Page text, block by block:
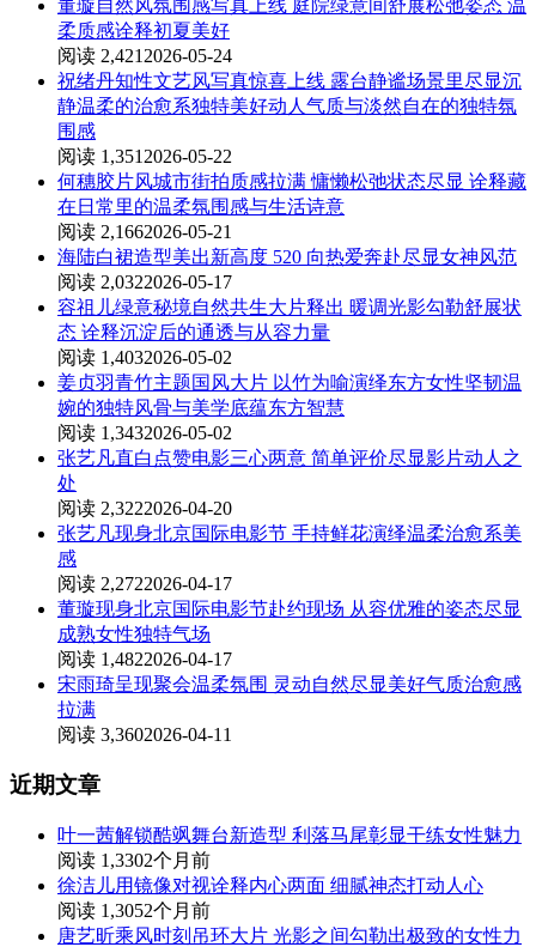
董璇自然风氛围感写真上线 庭院绿意间舒展松弛姿态 温
柔质感诠释初夏美好
阅读 2,421 2026-05-24
祝绪丹知性文艺风写真惊喜上线 露台静谧场景里尽显沉
静温柔的治愈系独特美好动人气质与淡然自在的独特氛
围感
阅读 1,351 2026-05-22
何穗胶片风城市街拍质感拉满 慵懒松弛状态尽显 诠释藏
在日常里的温柔氛围感与生活诗意
阅读 2,1662026-05-21
海陆白裙造型美出新高度 520 向热爱奔赴尽显女神风范
阅读 2,0322026-05-17
容祖儿绿意秘境自然共生大片释出 暖调光影勾勒舒展状
态 诠释沉淀后的通透与从容力量
阅读 1,4032026-05-02
姜贞羽青竹主题国风大片 以竹为喻演绎东方女性坚韧温
婉的独特风骨与美学底蕴东方智慧
阅读 1,3432026-05-02
张艺凡直白点赞电影三心两意 简单评价尽显影片动人之
处
阅读 2,3222026-04-20
张艺凡现身北京国际电影节 手持鲜花演绎温柔治愈系美
感
阅读 2,2722026-04-17
董璇现身北京国际电影节赴约现场 从容优雅的姿态尽显
成熟女性独特气场
阅读 1,4822026-04-17
宋雨琦呈现聚会温柔氛围 灵动自然尽显美好气质治愈感
拉满
阅读 3,3602026-04-11
近期文章
叶一茜解锁酷飒舞台新造型 利落马尾彰显干练女性魅力
阅读 1,3302个月前
徐洁儿用镜像对视诠释内心两面 细腻神态打动人心
阅读 1,3052个月前
唐艺昕乘风时刻吊环大片 光影之间勾勒出极致的女性力